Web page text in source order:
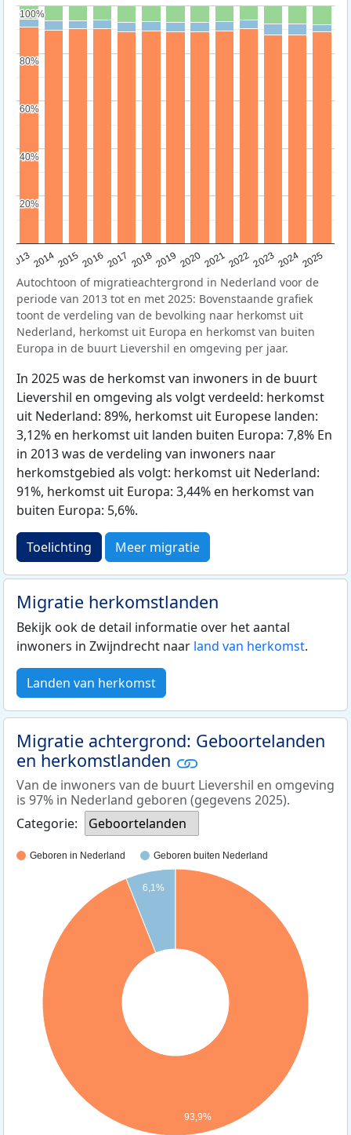
20132014201520162017 20182019 202020212022202320242025
20%
20%
40%
40%
60%
60%
80%
80%
100%
100%
Autochtoon of migratieachtergrond in Nederland voor de
periode van 2013 tot en met 2025: Bovenstaande grafiek
toont de verdeling van de bevolking naar herkomst uit
Nederland, herkomst uit Europa en herkomst van buiten
Europa in de buurt Lievershil en omgeving per jaar.
In 2025 was de herkomst van inwoners in de buurt
Lievershil en omgeving als volgt verdeeld: herkomst
uit Nederland: 89%, herkomst uit Europese landen:
3,12% en herkomst uit landen buiten Europa: 7,8% En
in 2013 was de verdeling van inwoners naar
herkomstgebied als volgt: herkomst uit Nederland:
91%, herkomst uit Europa: 3,44% en herkomst van
buiten Europa: 5,6%.
Toelichting Meer migratie
Migratie herkomstlanden
Bekijk ook de detail informatie over het aantal
inwoners in Zwijndrecht naar land van herkomst.
Landen van herkomst
Migratie achtergrond: Geboortelanden
en herkomstlanden
Van de inwoners van de buurt Lievershil en omgeving
is 97% in Nederland geboren (gegevens 2025).
Categorie:
Geboortelanden
Geboren in Nederland Geboren buiten Nederland
6,1%
93,9%